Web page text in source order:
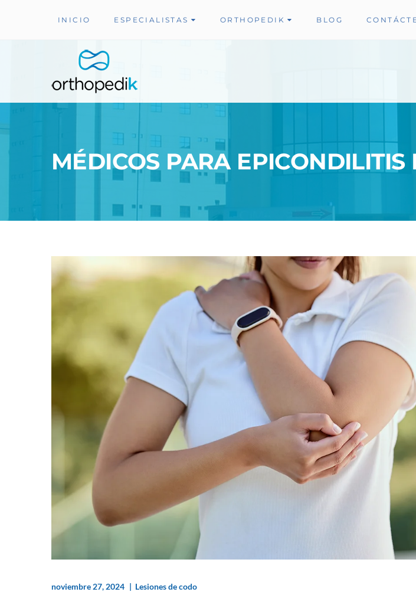
INICIO ESPECIALISTAS ORTHOPEDIK BLOG
MÉDICOS PARA EPICONDILITIS
noviembre 27, 2024 Lesiones de codo